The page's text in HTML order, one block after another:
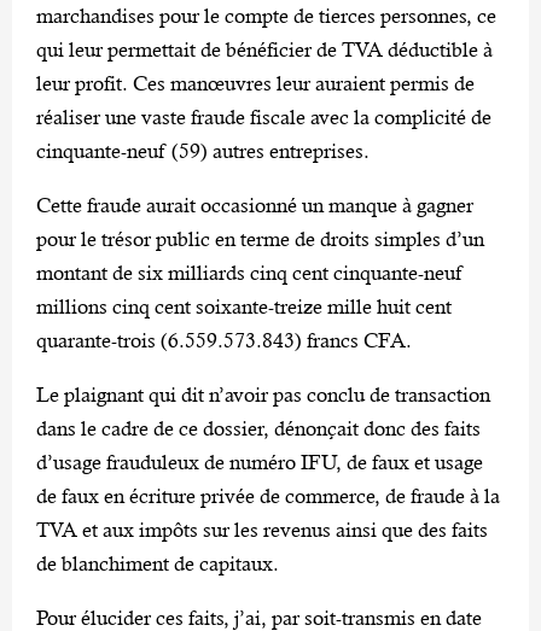
marchandises pour le compte de tierces personnes, ce
qui leur permettait de bénéficier de TVA déductible à
leur profit. Ces manœuvres leur auraient permis de
réaliser une vaste fraude fiscale avec la complicité de
cinquante-neuf (59) autres entreprises.
Cette fraude aurait occasionné un manque à gagner
pour le trésor public en terme de droits simples d’un
montant de six milliards cinq cent cinquante-neuf
millions cinq cent soixante-treize mille huit cent
quarante-trois (6.559.573.843) francs CFA.
Le plaignant qui dit n’avoir pas conclu de transaction
dans le cadre de ce dossier, dénonçait donc des faits
d’usage frauduleux de numéro IFU, de faux et usage
de faux en écriture privée de commerce, de fraude à la
TVA et aux impôts sur les revenus ainsi que des faits
de blanchiment de capitaux.
Pour élucider ces faits, j’ai, par soit-transmis en date